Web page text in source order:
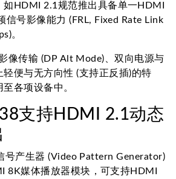
HDMI 2.1规范推出具备单一HDMI
信号影像能力 (FRL, Fixed Rate Link
。
像传输 (DP Alt Mode)、双向电源与
便与无方向性 (支持正反插)的特
各项设备中。
支持HDMI 2.1动态
号产生器 (Video Pattern Generator)
8K媒体播放器模块，可支持HDMI